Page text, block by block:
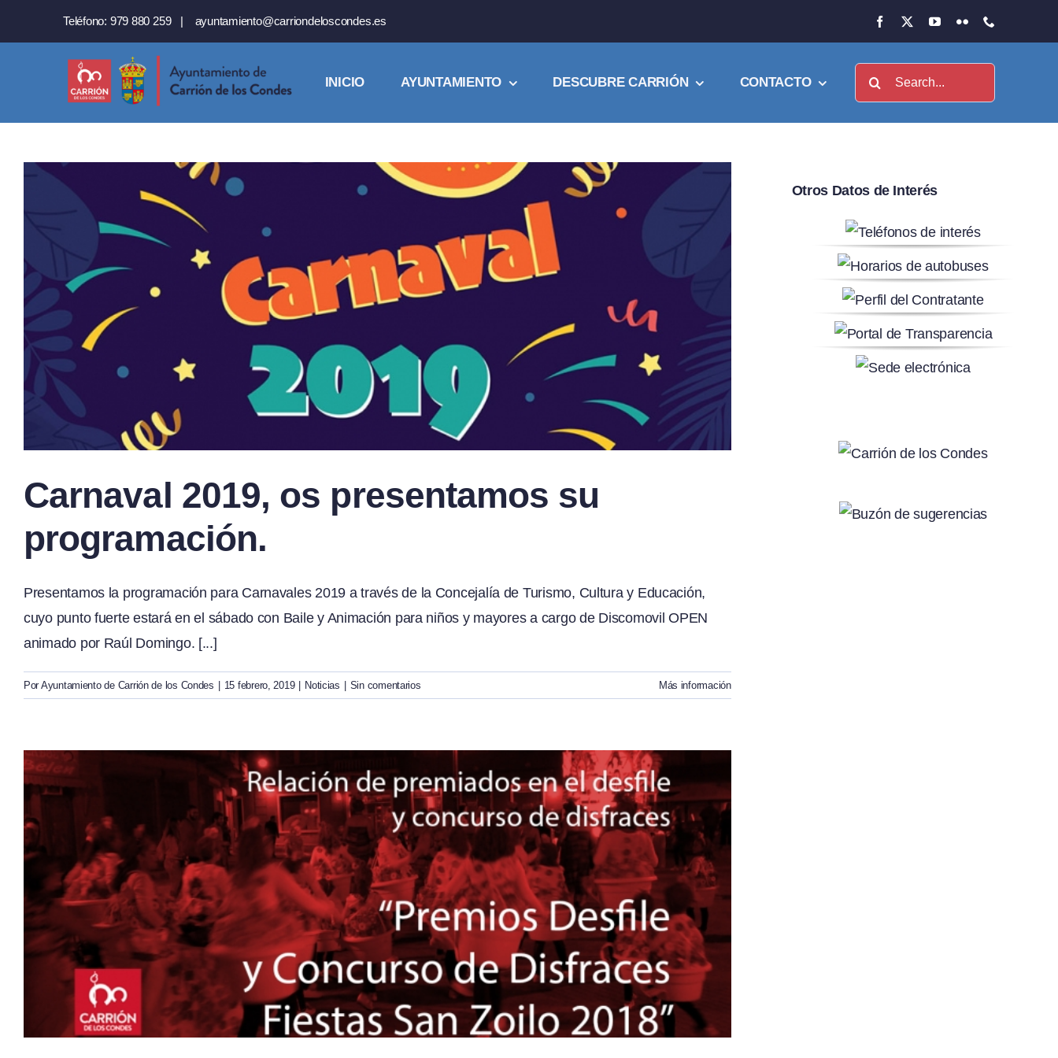
Teléfono: 979 880 259 | ayuntamiento@carriondeloscondes.es
INICIO AYUNTAMIENTO DESCUBRE CARRIÓN CONTACTO Buscar:
Carnaval 2019, os presentamos su
programación.
Presentamos la programación para Carnavales 2019 a través de la Concejalía de Turismo, Cultura y Educación,
cuyo punto fuerte estará en el sábado con Baile y Animación para niños y mayores a cargo de Discomovil OPEN
animado por Raúl Domingo. [...]
Por Ayuntamiento de Carrión de los Condes 15 febrero, 2019 Noticias Sin comentarios Más información
Otros Datos de Interés